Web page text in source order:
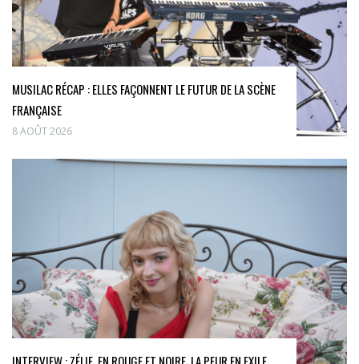
MUSILAC RÉCAP : ELLES FAÇONNENT LE FUTUR DE LA SCÈNE
FRANÇAISE
8 AOÛT 2026